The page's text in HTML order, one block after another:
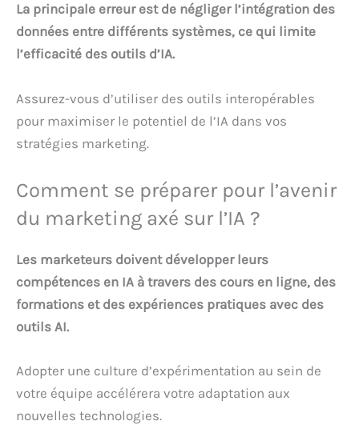
La principale erreur est de négliger l’intégration des
données entre différents systèmes, ce qui limite
l’efficacité des outils d’IA.
Assurez-vous d’utiliser des outils interopérables
pour maximiser le potentiel de l’IA dans vos
stratégies marketing.
Comment se préparer pour l’avenir
du marketing axé sur l’IA ?
Les marketeurs doivent développer leurs
compétences en IA à travers des cours en ligne, des
formations et des expériences pratiques avec des
outils AI.
Adopter une culture d’expérimentation au sein de
votre équipe accélérera votre adaptation aux
nouvelles technologies.